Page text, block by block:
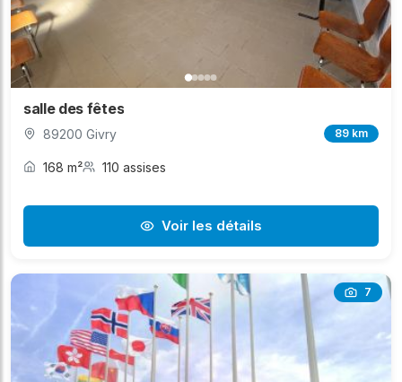
salle des fêtes
89200 Givry 89 km
168 m² 110 assises
Voir les détails
7